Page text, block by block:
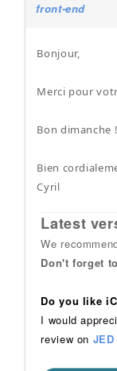
front-end
Bonjour,
Merci pour
Bon dimanche !
Bien
Cyril
Latest
We
Don't forget
Do you like
I would
review on